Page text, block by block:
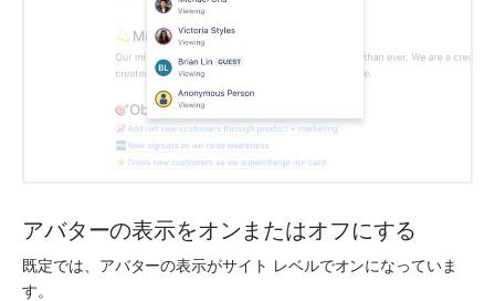
アバターの表示をオンまたはオフにする
既定では、アバターの表示がサイト レベルでオンになっていま
す。